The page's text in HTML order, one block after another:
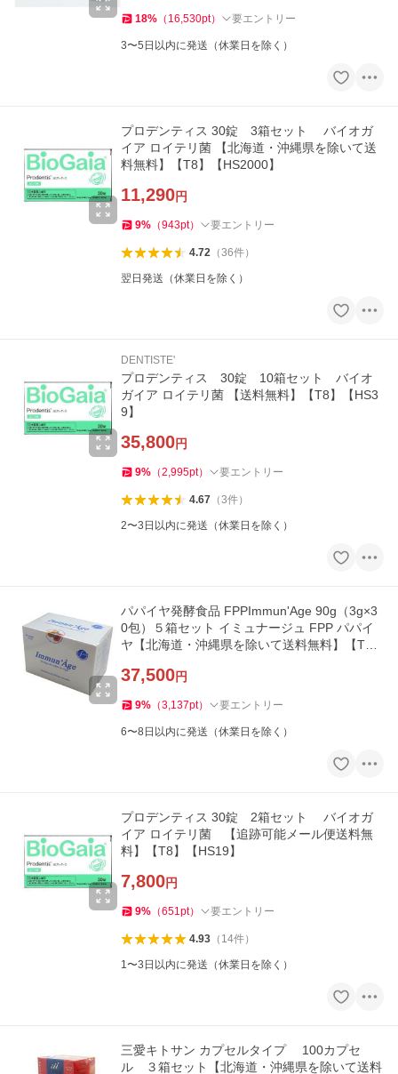
18% （ 16,530pt） 要エントリー
3〜5日以内に発送（休業日を除く）
プロデンティス 30錠 3箱セット バイオガ
イア ロイテリ菌 【北海道・沖縄県を除いて送
料無料】【T8】【HS2000】
11,290円
9% （943pt） 要エントリー
4.72（36件）
翌日発送（休業日を除く）
DENTISTE'
プロデンティス 30錠 10箱セット バイオ
ガイア ロイテリ菌 【送料無料】【T8】【HS3
9】
35,800円
9% （2,995pt） 要エントリー
4.67（3件）
2〜3日以内に発送（休業日を除く）
パパイヤ発酵食品 FPPImmun'Age 90g（3g×3
0包）５箱セット イミュナージュ FPP パパイ
ヤ【北海道・沖縄県を除いて送料無料】【T
37,500円
9% （3,137pt） 要エントリー
6〜8日以内に発送（休業日を除く）
プロデンティス 30錠 2箱セット バイオガ
イア ロイテリ菌 【追跡可能メール便送料無
料】【T8】【HS19】
7,800円
9% （651pt） 要エントリー
4.93（ 14件）
1〜3日以内に発送（休業日を除く）
三愛キトサン カプセルタイプ 100カプセ
ル ３箱セット【北海道・沖縄県を除いて送料